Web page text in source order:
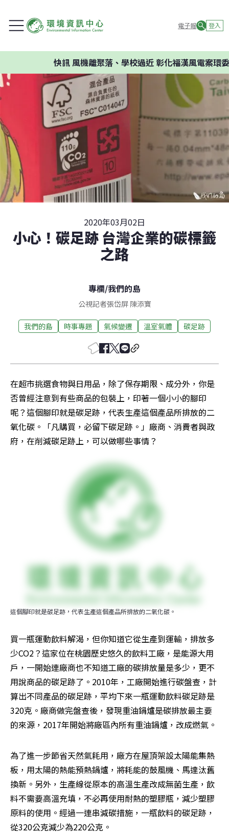
電子報 登入
風機離聚落、學校過近 彰化福漢風電案環委建議不應
2020年03月02日
小心！碳足跡 台灣企業的碳標籤
之路
專欄/我們的島
公視記者張岱屏 陳添寶
我們的島 時事專題 氣候變遷 溫室氣體 碳足跡
在超市挑選食物與日用品，除了保存期限、成分外，你是
否曾經注意到有些商品的包裝上，印著一個小小的腳印
呢？這個腳印就是碳足跡，代表生產這個產品所排放的二
氧化碳。「凡購買，必留下碳足跡。」廠商、消費者與政
府，在削減碳足跡上，可以做哪些事情？
這個腳印就是碳足跡，代表生產這個產品所排放的二氧化碳。
買一瓶運動飲料解渴，但你知道它從生產到運輸，排放多
少CO2？這家位在桃園歷史悠久的飲料工廠，是能源大用
戶，一開始連廠商也不知道工廠的碳排放量是多少，更不
用說商品的碳足跡了。2010年，工廠開始進行碳盤查，計
算出不同產品的碳足跡，平均下來一瓶運動飲料碳足跡是
320克。廠商做完盤查後，發現重油鍋爐是碳排放最主要
的來源，2017年開始將廠區內所有重油鍋爐，改成燃氣。
為了進一步節省天然氣耗用，廠方在屋頂架設太陽能集熱
板，用太陽的熱能預熱鍋爐，將耗能的鼓風機、馬達汰舊
換新。另外，生產線從原本的高溫生產改成無菌生產，飲
料不需要高溫充填，不必再使用耐熱的塑膠瓶，減少塑膠
原料的使用。經過一連串減碳措施，一瓶飲料的碳足跡，
從320公克減少為220公克。